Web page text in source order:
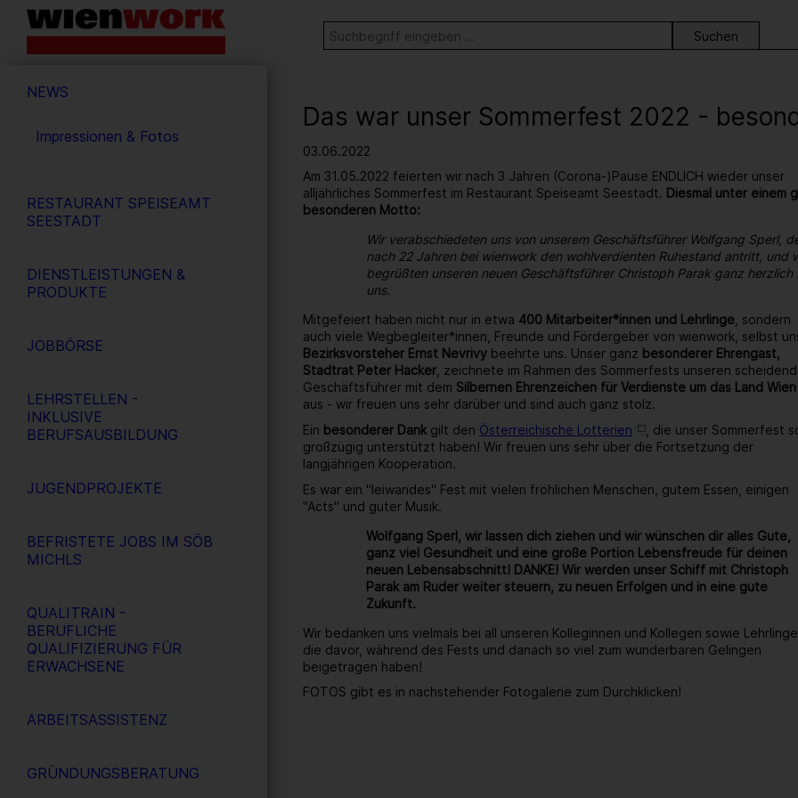
Barrierefreie
Bedienung
Webseite
Stichwortsuche
SUCHE
NEWS
Impressionen & Fotos
RESTAURANT SPEISEAMT
SEESTADT
DIENSTLEISTUNGEN &
PRODUKTE
JOBBÖRSE
LEHRSTELLEN -
INKLUSIVE
BERUFSAUSBILDUNG
JUGENDPROJEKTE
BEFRISTETE JOBS IM SÖB
MICHLS
QUALITRAIN -
BERUFLICHE
QUALIFIZIERUNG FÜR
ERWACHSENE
ARBEITSASSISTENZ
GRÜNDUNGSBERATUNG
Das war unser Sommerfest 2022 -
03.06.2022
Am 31.05.2022 feierten wir nach 3 Jahren (Corona-)Pause ENDLICH wieder unser
alljährliches Sommerfest im Restaurant Speiseamt Seestadt. Diesmal unter einem
besonderen Motto:
Wir verabschiedeten uns von unserem Geschäftsführer Wolfgang Sperl,
nach 22 Jahren bei wienwork den wohlverdienten Ruhestand antritt, und
begrüßten unseren neuen Geschäftsführer Christoph Parak ganz herzlich
uns.
Mitgefeiert haben nicht nur in etwa 400 Mitarbeiter*innen und Lehrlinge , sondern
auch viele Wegbegleiter*innen, Freunde und Fördergeber von wienwork, selbst
Bezirksvorsteher Ernst Nevrivy beehrte uns. Unser ganz besonderer Ehrengast,
Stadtrat Peter Hacker , zeichnete im Rahmen des Sommerfests unseren
Geschäftsführer mit dem Silbernen Ehrenzeichen für Verdienste um das Land Wien
aus - wir freuen uns sehr darüber und sind auch ganz stolz.
Ein besonderer Dank gilt den Österreichische Lotterien
, die unser Sommerfest
großzügig unterstützt haben! Wir freuen uns sehr über die Fortsetzung der
langjährigen Kooperation.
Es war ein "leiwandes" Fest mit vielen fröhlichen Menschen, gutem Essen, einigen
"Acts" und guter Musik.
Wolfgang Sperl, wir lassen dich ziehen und wir wünschen dir alles Gute,
ganz viel Gesundheit und eine große Portion Lebensfreude für deinen
neuen Lebensabschnitt! DANKE! Wir werden unser Schiff mit Christoph
Parak am Ruder weiter steuern, zu neuen Erfolgen und in eine gute
Zukunft.
Wir bedanken uns vielmals bei all unseren Kolleginnen und Kollegen sowie
die davor, während des Fests und danach so viel zum wunderbaren Gelingen
beigetragen haben!
FOTOS gibt es in nachstehender Fotogalerie zum Durchklicken!